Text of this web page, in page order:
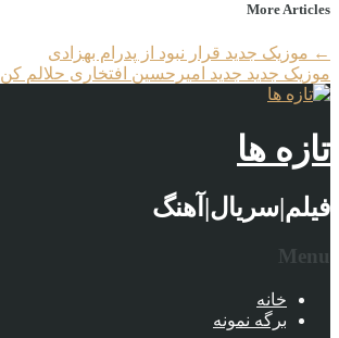
More Articles
← موزیک جدید قرار نبود از پدرام بهزادی
موزیک جدید جديد امیرحسین افتخاری حلالم کن
تازه ها
فیلم|سریال|آهنگ
Menu
خانه
برگه نمونه